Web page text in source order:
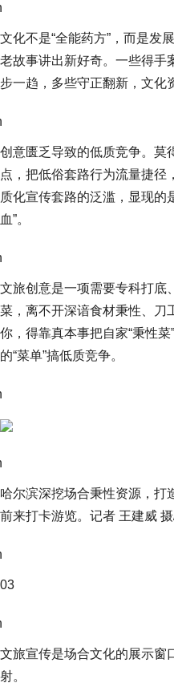
文化不是“全能药方”，而是发
老故事讲出新好奇。一些得手
步一趋，多些守正翻新，文化
创意匮乏导致的低质竞争。莫
点，把低俗套路行为流量捷
质化宣传套路的泛滥，显现的
血”。
文旅创意是一项需要专科打底
菜，离不开深谙食材秉性、刀
你，得靠真本事把自家“秉性
的“菜单”搞低质竞争。
哈尔滨深挖场合秉性资源，打
前来打卡游览。记者 王建威
03
文旅宣传是场合文化的展示窗
射。